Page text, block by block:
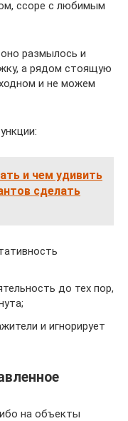
ссоре с любимым
размылось и
а рядом стоящую
и не можем
и чем удивить
сделать
до тех пор,
и игнорирует
на объекты